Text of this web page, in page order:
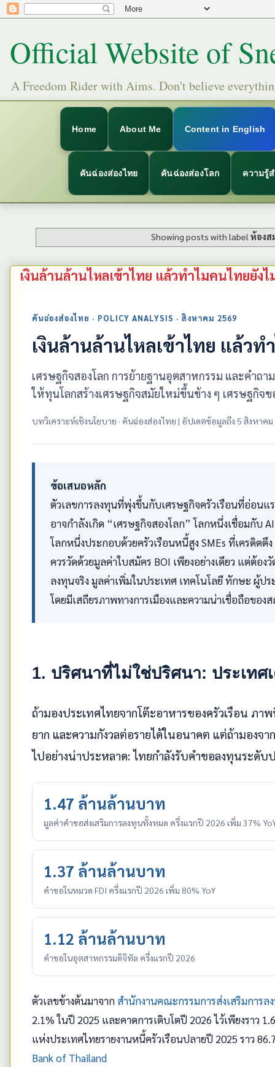
Official Website of
A Freedom Rider with Aims. Don't believe
Home About Me Content in English
คันฉ่องส่องไทย คันฉ่องส่องโลก ความรู้
Showing posts with labelห้องส
เงินล้านล้านไหลเข้าไทย แล้วทำไมคนไทยยัง
คันฉ่องส่องไทย · POLICY ANALYSIS · สิงหาคม 2569
เงินล้านล้านไหลเข้าไทย แล้ว
เศรษฐกิจสองโลก การย้ายฐานอุตสาหกรรม และคำถ
ให้ทุนโลกสร้างเศรษฐกิจสมัยใหม่ขึ้นข้าง ๆ เศรษฐกิจ
บทวิเคราะห์เชิงนโยบาย · คันฉ่องส่องไทย | อัปเดตข้อมูลถึง 5 สิงหาค
ข้อเสนอหลัก
ตัวเลขการลงทุนที่พุ่งขึ้นกับเศรษฐกิจครัวเรือนที่อ่อน
อาจกำลังเกิด “เศรษฐกิจสองโลก” โลกหนึ่งเชื่อมกับ
โลกหนึ่งประกอบด้วยครัวเรือนหนี้สูง SMEs ที่เครดิตตึ
ควรวัดด้วยมูลค่าใบสมัคร BOI เพียงอย่างเดียว แต่ต้อง
ลงทุนจริง มูลค่าเพิ่มในประเทศ เทคโนโลยี ทักษะ ผู้ป
โดยมีเสถียรภาพทางการเมืองและความน่าเชื่อถือขอ
1. ปริศนาที่ไม่ใช่ปริศนา: ประเทศ
ถ้ามองประเทศไทยจากโต๊ะอาหารของครัวเรือน ภา
ยาก และความกังวลต่อรายได้ในอนาคต แต่ถ้ามอง
ไปอย่างน่าประหลาด: ไทยกำลังรับคำขอลงทุนระดับ
1.47 ล้านล้านบาท
มูลค่าคำขอส่งเสริมการลงทุนทั้งหมด ครึ่งแรกปี 2026 เพิ่ม 37%
1.37 ล้านล้านบาท
คำขอในหมวด FDI ครึ่งแรกปี 2026 เพิ่ม 80% YoY
1.12 ล้านล้านบาท
คำขอในอุตสาหกรรมดิจิทัล ครึ่งแรกปี 2026
ตัวเลขข้างต้นมาจาก สำนักงานคณะกรรมการส่งเสริมการล
2.1% ในปี 2025 และคาดการเติบโตปี 2026 ไว้เพียงราว
แห่งประเทศไทยรายงานหนี้ครัวเรือนปลายปี 2025 ราว
Bank of Thailand